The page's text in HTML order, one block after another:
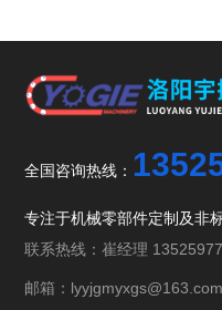
全国咨询热线：
专注于机械零部件定制及非
联系热线：崔经理
邮箱：lyyjgmyxgs@163.com